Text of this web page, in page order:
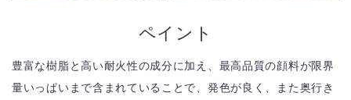
ペイント
豊富な樹脂と高い耐火性の成分に加え、最高品質の顔料が限界
量いっぱいまで含まれていることで、発色が良く、また奥行き